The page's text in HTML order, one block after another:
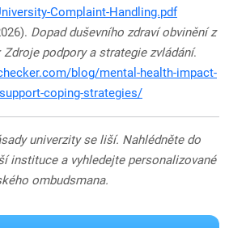
Complaint-Handling.pdf
Dopad duševního zdraví obvinění z
podpory a strategie zvládání.
blog/mental-health-impact-
coping-strategies/
univerzity se liší. Nahlédněte do
instituce a vyhledejte personalizované
ombudsmana.